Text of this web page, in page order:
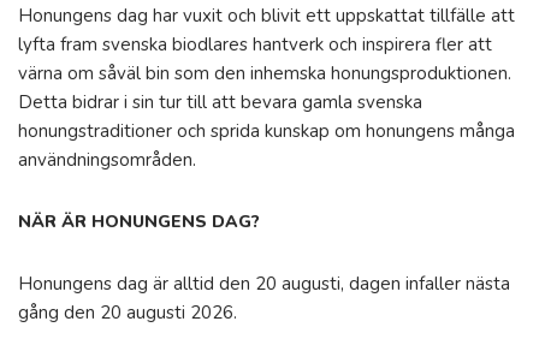
Honungens dag har vuxit och blivit ett uppskattat tillfälle att
lyfta fram svenska biodlares hantverk och inspirera fler att
värna om såväl bin som den inhemska honungsproduktionen.
Detta bidrar i sin tur till att bevara gamla svenska
honungstraditioner och sprida kunskap om honungens många
användningsområden.
NÄR ÄR HONUNGENS DAG?
Honungens dag är alltid den 20 augusti, dagen infaller nästa
gång den 20 augusti 2026.